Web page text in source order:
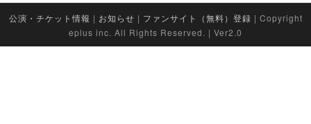
公演・チケット情報 | お知らせ | ファンサイト（無料）登録 | Copyright
eplus inc. All Rights Reserved. | Ver2.0